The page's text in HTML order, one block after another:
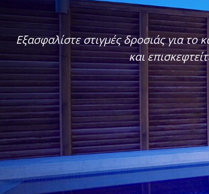
Εξασφαλίστε στιγμές δροσιάς για
και